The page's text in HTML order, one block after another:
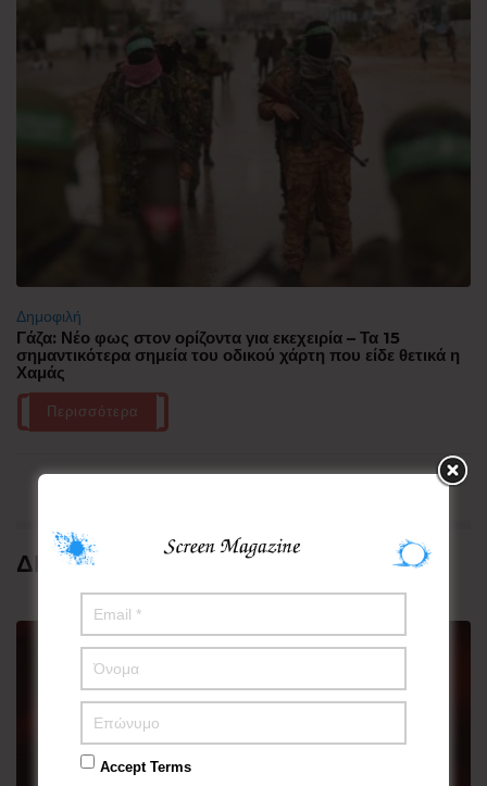
Δημοφιλή
Γάζα: Νέο φως στον ορίζοντα για εκεχειρία – Τα 15
σημαντικότερα σημεία του οδικού χάρτη που είδε θετικά η
Χαμάς
Περισσότερα
ΔΗΜΟΦΙΛΗ
Accept Terms